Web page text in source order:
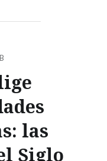
las
Siglo